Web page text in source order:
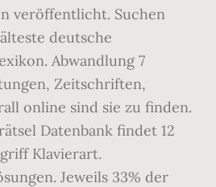
veröffentlicht. Suchen
deutsche
Abwandlung 7
Zeitschriften,
online sind sie zu finden.
Datenbank findet 12
Klavierart.
Jeweils 33% der